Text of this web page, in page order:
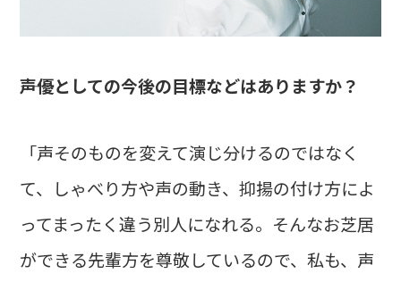
――声優としての今後の目標などはありますか？
「声そのものを変えて演じ分けるのではなく
て、しゃべり方や声の動き、抑揚の付け方によ
ってまったく違う別人になれる。そんなお芝居
ができる先輩方を尊敬しているので、私も、声